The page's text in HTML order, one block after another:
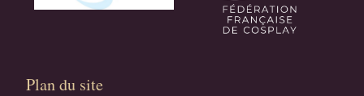
Plan du site​